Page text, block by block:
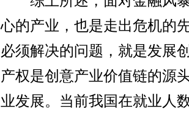
心的产业，也是走出危机的
必须解决的问题，就是发展
产权是创意产业价值链的源
业发展。当前我国在就业人